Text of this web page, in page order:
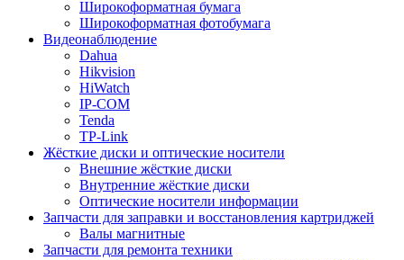
Широкоформатная бумага
Широкоформатная фотобумага
Видеонаблюдение
Dahua
Hikvision
HiWatch
IP-COM
Tenda
TP-Link
Жёсткие диски и оптические носители
Внешние жёсткие диски
Внутренние жёсткие диски
Оптические носители информации
Запчасти для заправки и восстановления картриджей
Валы магнитные
Запчасти для ремонта техники